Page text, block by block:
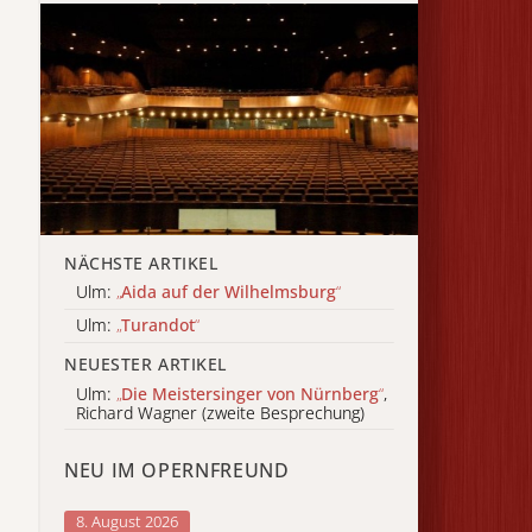
NÄCHSTE ARTIKEL
Ulm: „Aida auf der Wilhelmsburg“
Ulm: „Turandot“
NEUESTER ARTIKEL
Ulm: „Die Meistersinger von Nürnberg“,
Richard Wagner (zweite Besprechung)
NEU IM OPERNFREUND
8. August 2026